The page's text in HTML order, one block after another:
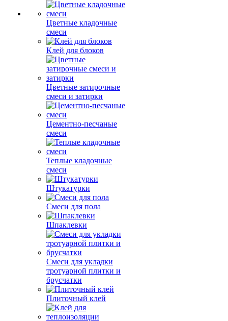
Цветные кладочные
смеси
Клей для блоков
Цветные затирочные
смеси и затирки
Цементно-песчаные
смеси
Теплые кладочные
смеси
Штукатурки
Смеси для пола
Шпаклевки
Смеси для укладки
тротуарной плитки и
брусчатки
Плиточный клей